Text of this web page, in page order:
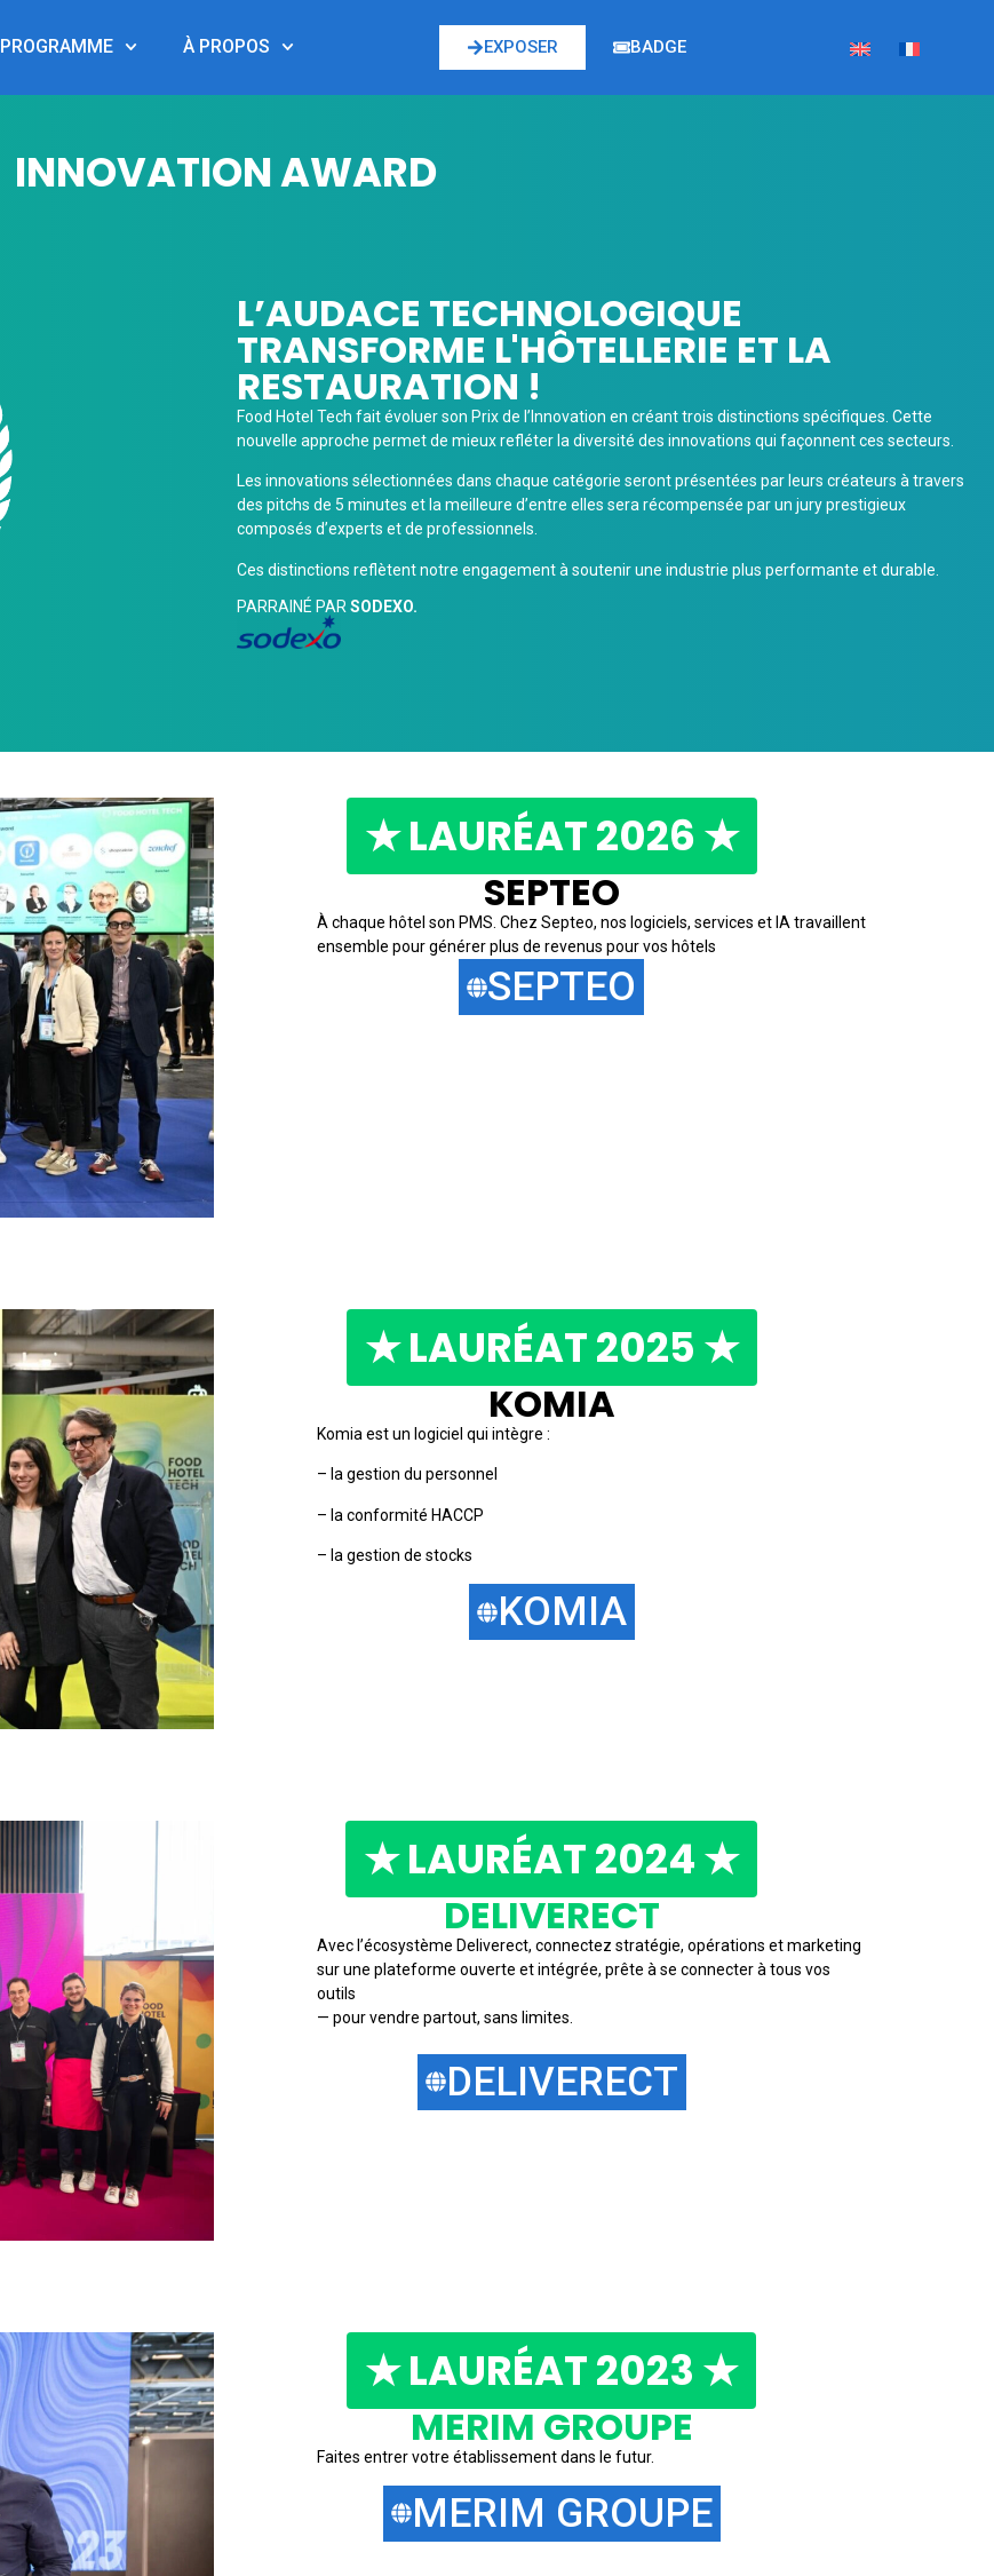
PROGRAMME À PROPOS EXPOSER BADGE
INNOVATION AWARD
L’AUDACE TECHNOLOGIQUE
TRANSFORME L'HÔTELLERIE ET LA
RESTAURATION !
Food Hotel Tech fait évoluer son Prix de l’Innovation en créant trois distinctions spécifiques. Cette
nouvelle approche permet de mieux refléter la diversité des innovations qui façonnent ces secteurs.
Les innovations sélectionnées dans chaque catégorie seront présentées par leurs créateurs à travers
des pitchs de 5 minutes et la meilleure d’entre elles sera récompensée par un jury prestigieux
composés d’experts et de professionnels.
Ces distinctions reflètent notre engagement à soutenir une industrie plus performante et durable.
PARRAINÉ PAR SODEXO.
★ LAURÉAT 2026 ★
SEPTEO
À chaque hôtel son PMS. Chez Septeo, nos logiciels, services et IA travaillent
ensemble pour générer plus de revenus pour vos hôtels
SEPTEO
★ LAURÉAT 2025 ★
KOMIA
Komia est un logiciel qui intègre :
– la gestion du personnel
– la conformité HACCP
– la gestion de stocks
KOMIA
★ LAURÉAT 2024 ★
DELIVERECT
Avec l’écosystème Deliverect, connectez stratégie, opérations et marketing
sur une plateforme ouverte et intégrée, prête à se connecter à tous vos
outils
— pour vendre partout, sans limites.
DELIVERECT
★ LAURÉAT 2023 ★
MERIM GROUPE
Faites entrer votre établissement ‍dans le futur.
MERIM GROUPE